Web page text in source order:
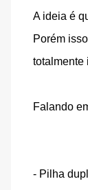
A ideia é
Porém
totalmente
Falando
- Pilha